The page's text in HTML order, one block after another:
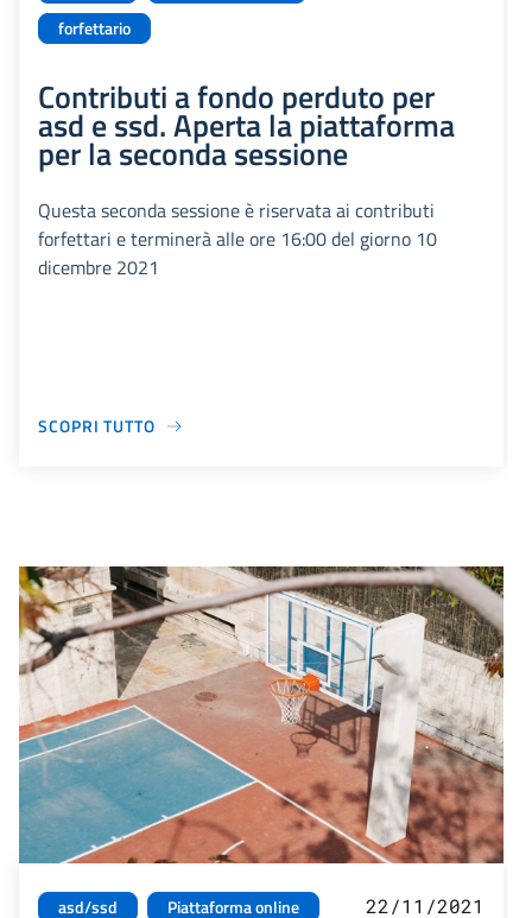
forfettario
Contributi a fondo perduto per
asd e ssd. Aperta la piattaforma
per la seconda sessione
Questa seconda sessione è riservata ai contributi
forfettari e terminerà alle ore 16:00 del giorno 10
dicembre 2021
SCOPRI TUTTO
asd/ssd
Piattaforma online
22/11/2021